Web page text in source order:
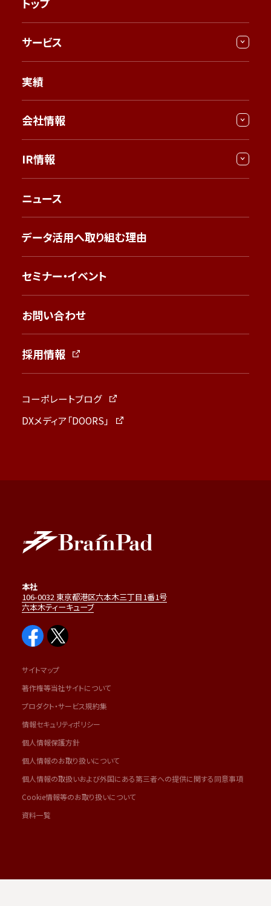
サービス
実績
会社情報
IR情報
ニュース
データ活用へ取り組む理由
セミナー・イベント
お問い合わせ
採用情報
コーポレートブログ
DXメディア「DOORS」
本社
106-0032 東京都港区六本木三丁目1番1号
六本木ティーキューブ
サイトマップ
著作権等当社サイトについて
プロダクト・サービス規約集
情報セキュリティポリシー
個人情報保護方針
個人情報のお取り扱いについて
個人情報の取扱いおよび外国にある第三者への提供に関する同意事項
Cookie情報等のお取り扱いについて
資料一覧